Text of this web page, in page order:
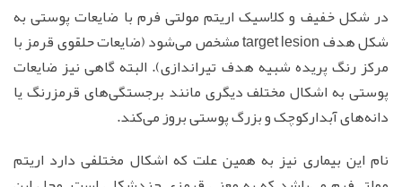
در شکل خفیف و کلاسیک اریتم مولتی فرم با ضایعات پوستی به
شکل هدف target lesion مشخص می‌شود (ضایعات حلقوی قرمز با
مرکز رنگ پریده شبیه هدف تیراندازی). البته گاهی نیز ضایعات
پوستی به اشکال مختلف دیگری مانند برجستگی‌های قرمزرنگ یا
دانه‌های آبدارکوچک و بزرگ پوستی بروز می‌کند.
نام این بیماری نیز به همین علت که اشکال مختلفی دارد اریتم